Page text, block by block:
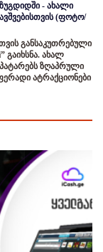
- ახალი
(ფოტო/
განსაკუთრებული
გაიხსნა. ახალ
ზღაპრული
ატრაქციონები